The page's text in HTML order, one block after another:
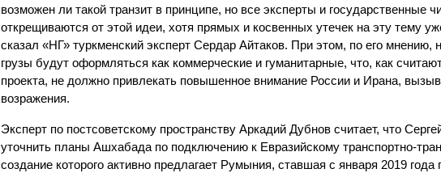
возможен ли такой транзит в принципе, но все эксперты и государственные
открещиваются от этой идеи, хотя прямых и косвенных утечек на эту тему
сказал «НГ» туркменский эксперт Сердар Айтаков. При этом, по его мнению,
грузы будут оформляться как коммерческие и гуманитарные, что, как
проекта, не должно привлекать повышенное внимание России и Ирана,
возражения.
Эксперт по постсоветскому пространству Аркадий Дубнов считает, что
уточнить планы Ашхабада по подключению к Евразийскому транспортно-
создание которого активно предлагает Румыния, ставшая с января 2019